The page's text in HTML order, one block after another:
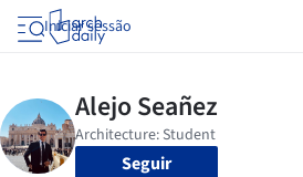
Iniciar sessão
Seguir